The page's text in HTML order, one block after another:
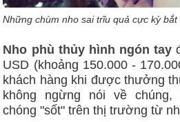
Những chùm nho sai trĩu quả cực kỳ bắt
Nho phù thủy hình ngón tay
USD (khoảng 150.000 -
khách hàng khi được thưởng
không ngừng nói về chúng,
chóng "sốt" trên thị trường từ